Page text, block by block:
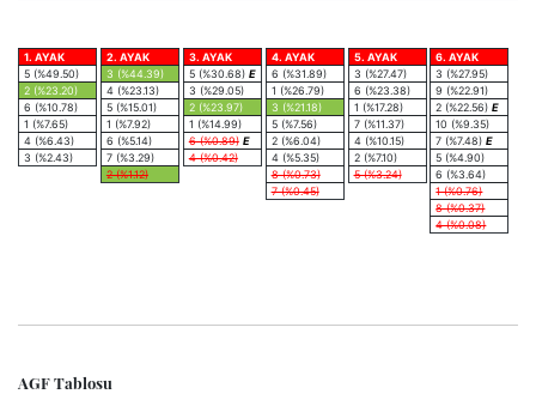
1. AYAK
5 (%49.50)
2 (%23.20)
6 (%10.78)
1 (%7.65)
4 (%6.43)
3 (%2.43)
2. AYAK
3 (%44.39)
4 (%23.13)
5 (%15.01)
1 (%7.92)
6 (%5.14)
7 (%3.29)
2 (%1.12)
3. AYAK
5 (%30.68) E
3 (%29.05)
2 (%23.97)
1 (%14.99)
6 (%0.89) E
4 (%0.42)
4. AYAK
6 (%31.89)
1 (%26.79)
3 (%21.18)
5 (%7.56)
2 (%6.04)
4 (%5.35)
8 (%0.73)
7 (%0.45)
5. AYAK
3 (%27.47)
6 (%23.38)
1 (%17.28)
7 (%11.37)
4 (%10.15)
2 (%7.10)
5 (%3.24)
6. AYAK
3 (%27.95)
9 (%22.91)
2 (%22.56) E
10 (%9.35)
7 (%7.48) E
5 (%4.90)
6 (%3.64)
1 (%0.76)
8 (%0.37)
4 (%0.08)
AGF Tablosu